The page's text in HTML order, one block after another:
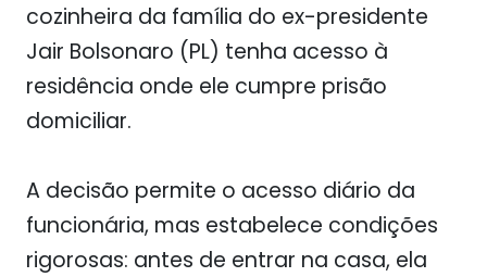
cozinheira da família do ex-presidente
Jair Bolsonaro (PL) tenha acesso à
residência onde ele cumpre prisão
domiciliar.
A decisão permite o acesso diário da
funcionária, mas estabelece condições
rigorosas: antes de entrar na casa, ela